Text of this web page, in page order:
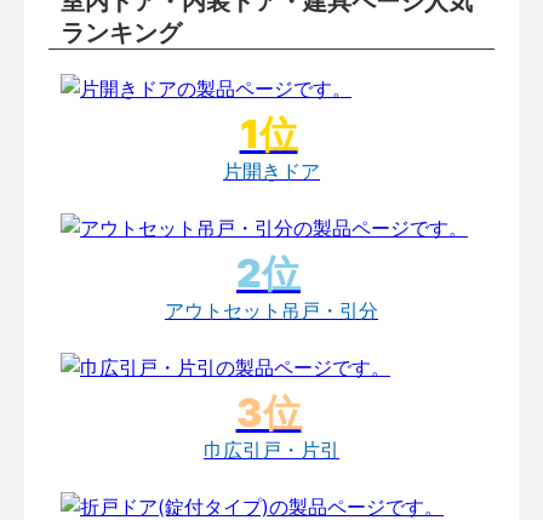
ランキング
片開きドア
アウトセット吊戸・引分
巾広引戸・片引